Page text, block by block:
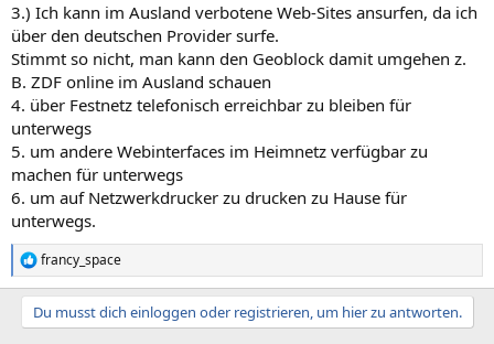
:
3.) Ich kann im Ausland verbotene Web-Sites ansurfen, da ich
über den deutschen Provider surfe.
Stimmt so nicht, man kann den Geoblock damit umgehen z.
B. ZDF online im Ausland schauen
4. über Festnetz telefonisch erreichbar zu bleiben für
unterwegs
5. um andere Webinterfaces im Heimnetz verfügbar zu
machen für unterwegs
6. um auf Netzwerkdrucker zu drucken zu Hause für
unterwegs.
R
e
a
francy_space
Du musst dich einloggen oder registrieren, um hier zu antworten.